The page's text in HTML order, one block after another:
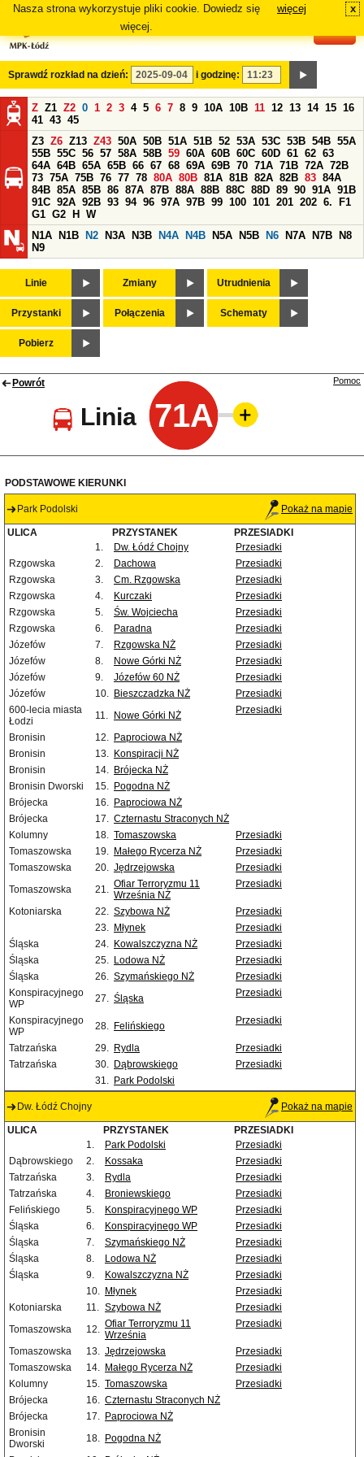
Nasza strona wykorzystuje pliki cookie. Dowiedz się
więcej.
więcej x
Sprawdź rozkład na dzień: i godzinę:
Z Z1 Z2 0 1 2 3 4 5 6 7 8 9 10A 10B 11 12 13 14 15 16
41 43 45
Z3 Z6 Z13 Z43 50A 50B 51A 51B 52 53A 53C 53B 54B 55A
55B 55C 56 57 58A 58B 59 60A 60B 60C 60D 61 62 63
64A 64B 65A 65B 66 67 68 69A 69B 70 71A 71B 72A 72B
73 75A 75B 76 77 78 80A 80B 81A 81B 82A 82B 83 84A
84B 85A 85B 86 87A 87B 88A 88B 88C 88D 89 90 91A 91B
91C 92A 92B 93 94 96 97A 97B 99 100 101 201 202 6.
F1
G1 G2 H
W
N1A
N1B N2 N3A N3B N4A N4B N5A N5B N6 N7A N7B
N8
N9
Linie Zmiany Utrudnienia
Przystanki Połączenia Schematy
Pobierz
Powrót
Linia 71A
Pomoc
PODSTAWOWE KIERUNKI
Park Podolski Pokaż na mapie
ULICA PRZYSTANEK
PRZESIADKI
1.
Dw. Łódź Chojny
Przesiadki
Rzgowska
2. Dachowa
Przesiadki
Rzgowska
3. Cm. Rzgowska
Przesiadki
Rzgowska
4. Kurczaki
Przesiadki
Rzgowska
5. Św. Wojciecha
Przesiadki
Rzgowska
6. Paradna
Przesiadki
Józefów
7. Rzgowska NŻ
Przesiadki
Józefów
8. Nowe Górki NŻ
Przesiadki
Józefów
9. Józefów 60 NŻ
Przesiadki
Józefów
10. Bieszczadzka NŻ
Przesiadki
600-lecia miasta
Łodzi
11. Nowe Górki NŻ Przesiadki
Bronisin 12. Paprociowa NŻ
Bronisin
13. Konspiracji NŻ
Bronisin
14. Brójecka NŻ
Bronisin Dworski
15. Pogodna NŻ
Brójecka
16. Paprociowa NŻ
Brójecka
17. Czternastu Straconych NŻ
Kolumny
18. Tomaszowska
Przesiadki
Tomaszowska
19. Małego Rycerza NŻ
Przesiadki
Tomaszowska
20. Jędrzejowska
Przesiadki
Tomaszowska
21. Ofiar Terroryzmu 11
Września NŻ
Przesiadki
Kotoniarska 22. Szybowa NŻ
Przesiadki
23. Młynek
Przesiadki
Śląska
24. Kowalszczyzna NŻ
Przesiadki
Śląska
25. Lodowa NŻ
Przesiadki
Śląska
26. Szymańskiego NŻ
Przesiadki
Konspiracyjnego
WP
27. Śląska Przesiadki
Konspiracyjnego
WP
28. Felińskiego Przesiadki
Tatrzańska 29. Rydla
Przesiadki
Tatrzańska
30. Dąbrowskiego
Przesiadki
31. Park Podolski
Dw. Łódź Chojny Pokaż na mapie
ULICA PRZYSTANEK
PRZESIADKI
1.
Park Podolski
Przesiadki
Dąbrowskiego
2. Kossaka
Przesiadki
Tatrzańska
3. Rydla
Przesiadki
Tatrzańska
4. Broniewskiego
Przesiadki
Felińskiego
5. Konspiracyjnego WP
Przesiadki
Śląska
6. Konspiracyjnego WP
Przesiadki
Śląska
7. Szymańskiego NŻ
Przesiadki
Śląska
8. Lodowa NŻ
Przesiadki
Śląska
9. Kowalszczyzna NŻ
Przesiadki
10. Młynek
Przesiadki
Kotoniarska
11. Szybowa NŻ
Przesiadki
Tomaszowska
12. Ofiar Terroryzmu 11
Września
Przesiadki
Tomaszowska 13. Jędrzejowska
Przesiadki
Tomaszowska
14. Małego Rycerza NŻ
Przesiadki
Kolumny
15. Tomaszowska
Przesiadki
Brójecka
16. Czternastu Straconych NŻ
Brójecka
17. Paprociowa NŻ
Bronisin
Dworski
18. Pogodna NŻ